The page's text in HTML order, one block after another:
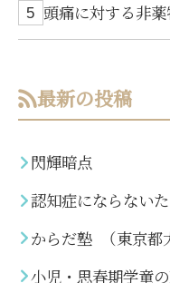
頭痛に対する非
最新の投稿
閃輝暗点
認知症にならない
からだ塾 （東京都
小児・思春期学童